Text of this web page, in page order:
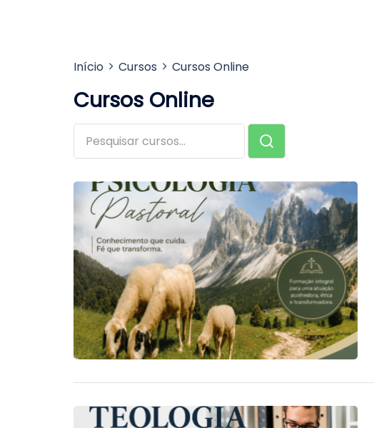
Início Cursos Cursos Online
Cursos Online